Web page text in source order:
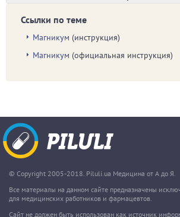
Ссылки по теме
Магникум (инструкция)
Магникум (официальная инструкция)
© Copyright 2005-2018. Piluli.ua Медицина от А до Я.
Все материалы на данном сайте предназначены
для медицинских работников и фармацевтов.
Сайт не должен быть использован как источник